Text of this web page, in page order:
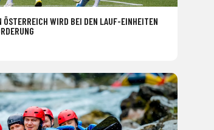
WIRD BEI DEN LAUF-EINHEITEN